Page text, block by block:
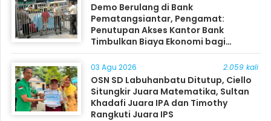
Demo Berulang di Bank
Pematangsiantar, Pengamat:
Penutupan Akses Kantor Bank
Timbulkan Biaya Ekonomi bagi
Masyarakat
03 Agu 2026 2.059 kali
OSN SD Labuhanbatu Ditutup, Ciello
Situngkir Juara Matematika, Sultan
Khadafi Juara IPA dan Timothy
Rangkuti Juara IPS